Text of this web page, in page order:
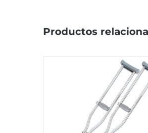
Productos